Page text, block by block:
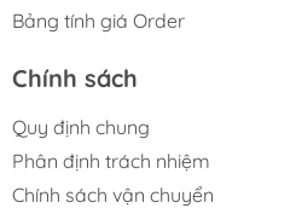
Bảng tính giá Order
Chính sách
Quy định chung
Phân định trách nhiệm
Chính sách vận chuyển